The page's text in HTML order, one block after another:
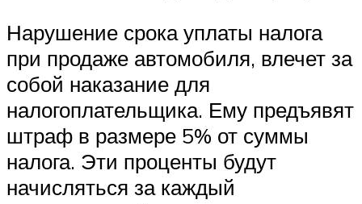
Нарушение срока уплаты налога
при продаже автомобиля, влечет за
собой наказание для
налогоплательщика. Ему предъявят
штраф в размере 5% от суммы
налога. Эти проценты будут
начисляться за каждый